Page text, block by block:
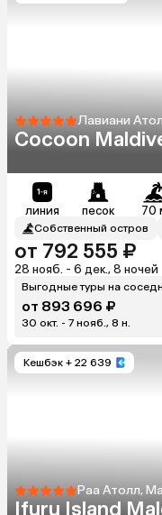
Лавиани
Cocoon
линия песок 70
Собственный остров
от 792 555 ₽
28 нояб. - 6 дек., 8 ночей
Выгодные туры на
от 893 696 ₽
30 окт. - 7 нояб., 8 н.
Кешбэк + 22 639
Раа Атолл,
Ifuru Island